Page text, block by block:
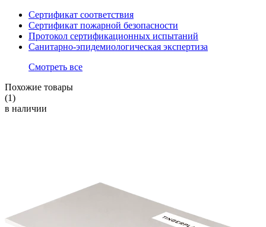
Сертификат соответствия
Сертификат пожарной безопасности
Протокол сертификационных испытаний
Санитарно-эпидемиологическая экспертиза
Смотреть все
Похожие товары
(1)
в наличии